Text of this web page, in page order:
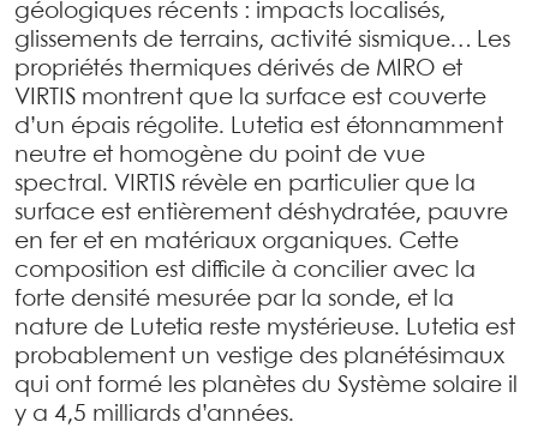
géologiques récents : impacts localisés,
glissements de terrains, activité sismique… Les
propriétés thermiques dérivés de MIRO et
VIRTIS montrent que la surface est couverte
d’un épais régolite. Lutetia est étonnamment
neutre et homogène du point de vue
spectral. VIRTIS révèle en particulier que la
surface est entièrement déshydratée, pauvre
en fer et en matériaux organiques. Cette
composition est difficile à concilier avec la
forte densité mesurée par la sonde, et la
nature de Lutetia reste mystérieuse. Lutetia est
probablement un vestige des planétésimaux
qui ont formé les planètes du Système solaire il
y a 4,5 milliards d’années.